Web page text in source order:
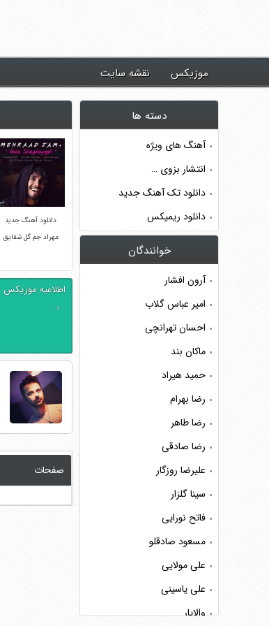
موزیکس نقشه سایت
دانلود آهنگ جدید
مهراد جم گل شقایق
اطلاعیه موزیکس
صفحات
دسته ها
آهنگ های ویژه
انتشار بزوی …
دانلود تک آهنگ جدید
دانلود ریمیکس
خوانندگان
آرون افشار
امیر عباس گلاب
احسان تهرانچی
ماکان بند
حمید هیراد
رضا بهرام
رضا طاهر
رضا صادقی
علیرضا روزگار
سینا گلزار
فاتح نورایی
مسعود صادقلو
علی مولایی
علی یاسینی
والایار